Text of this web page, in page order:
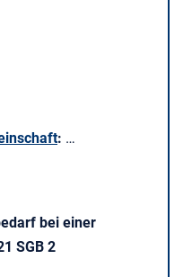
: …
bei einer
SGB 2